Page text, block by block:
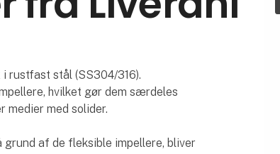
rustfast stål (SS304/316).
hvilket gør dem særdeles
medier med solider.
af de fleksible impellere, bliver